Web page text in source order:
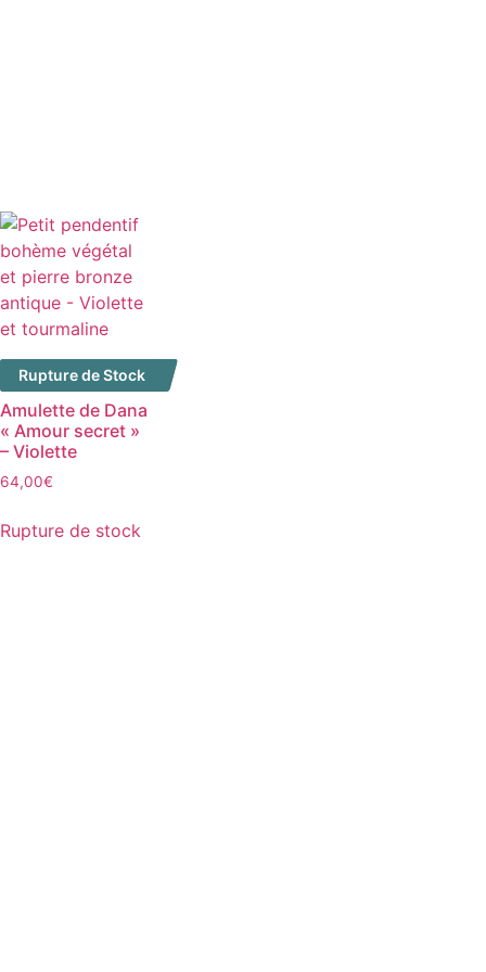
Rupture de Stock
Amulette de Dana
« Amour secret »
– Violette
64,00€
Rupture de stock